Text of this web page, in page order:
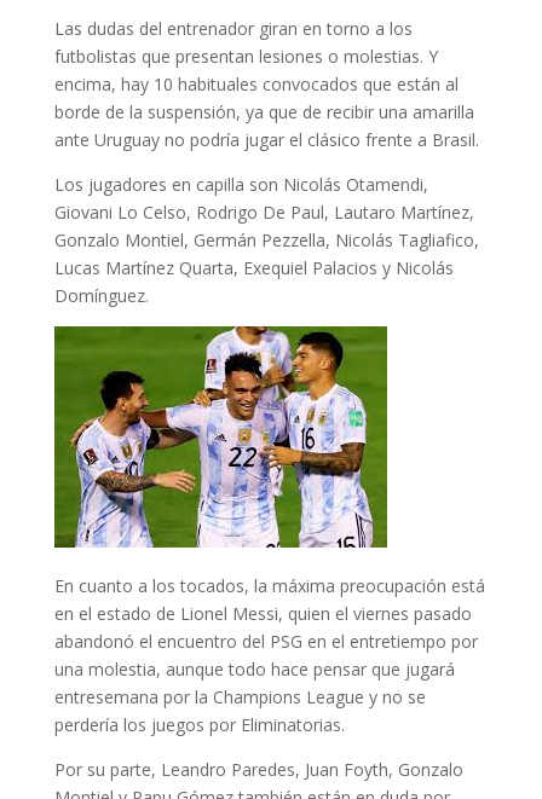
Las dudas del entrenador giran en torno a los
futbolistas que presentan lesiones o molestias. Y
encima, hay 10 habituales convocados que están al
borde de la suspensión, ya que de recibir una amarilla
ante Uruguay no podría jugar el clásico frente a Brasil.
Los jugadores en capilla son Nicolás Otamendi,
Giovani Lo Celso, Rodrigo De Paul, Lautaro Martínez,
Gonzalo Montiel, Germán Pezzella, Nicolás Tagliafico,
Lucas Martínez Quarta, Exequiel Palacios y Nicolás
Domínguez.
En cuanto a los tocados, la máxima preocupación está
en el estado de Lionel Messi, quien el viernes pasado
abandonó el encuentro del PSG en el entretiempo por
una molestia, aunque todo hace pensar que jugará
entresemana por la Champions League y no se
perdería los juegos por Eliminatorias.
Por su parte, Leandro Paredes, Juan Foyth, Gonzalo